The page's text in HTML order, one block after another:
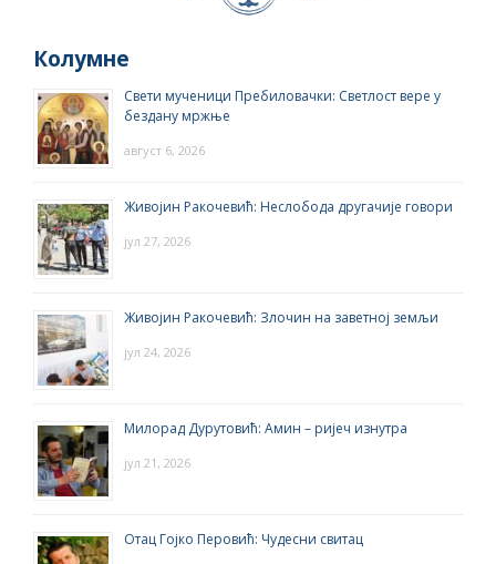
Колумне
Свети мученици Пребиловачки: Светлост вере у
бездану мржње
август 6, 2026
Живојин Ракочевић: Неслобода другачије говори
јул 27, 2026
Живојин Ракочевић: Злочин на заветној земљи
јул 24, 2026
Милорад Дурутовић: Амин – ријеч изнутра
јул 21, 2026
Отац Гојко Перовић: Чудесни свитац